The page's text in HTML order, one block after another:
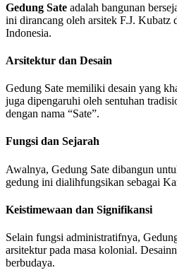
Gedung Sate adalah bangunan
ini dirancang oleh arsitek F.J. Kubatz
Indonesia.
Arsitektur dan Desain
Gedung Sate memiliki desain yang
juga dipengaruhi oleh sentuhan
dengan nama “Sate”.
Fungsi dan Sejarah
Awalnya, Gedung Sate dibangun
gedung ini dialihfungsikan sebagai
Keistimewaan dan Signifikansi
Selain fungsi administratifnya,
arsitektur pada masa kolonial.
berbudaya.